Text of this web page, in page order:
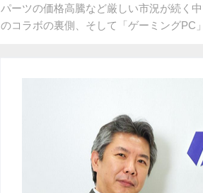
パーツの価格高騰など厳しい市況が続く
のコラボの裏側、そして「ゲーミングPC